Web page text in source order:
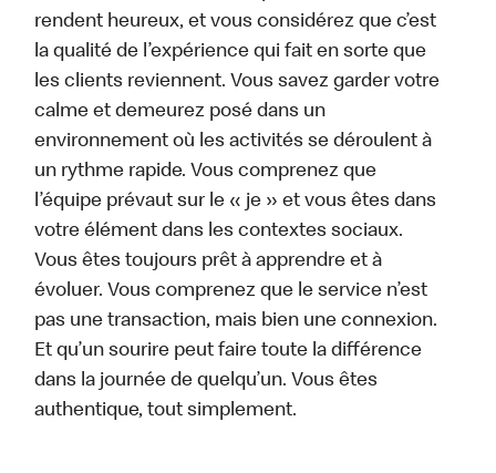
rendent heureux, et vous considérez que c’est
la qualité de l’expérience qui fait en sorte que
les clients reviennent. Vous savez garder votre
calme et demeurez posé dans un
environnement où les activités se déroulent à
un rythme rapide. Vous comprenez que
l’équipe prévaut sur le « je » et vous êtes dans
votre élément dans les contextes sociaux.
Vous êtes toujours prêt à apprendre et à
évoluer. Vous comprenez que le service n’est
pas une transaction, mais bien une connexion.
Et qu’un sourire peut faire toute la différence
dans la journée de quelqu’un. Vous êtes
authentique, tout simplement.